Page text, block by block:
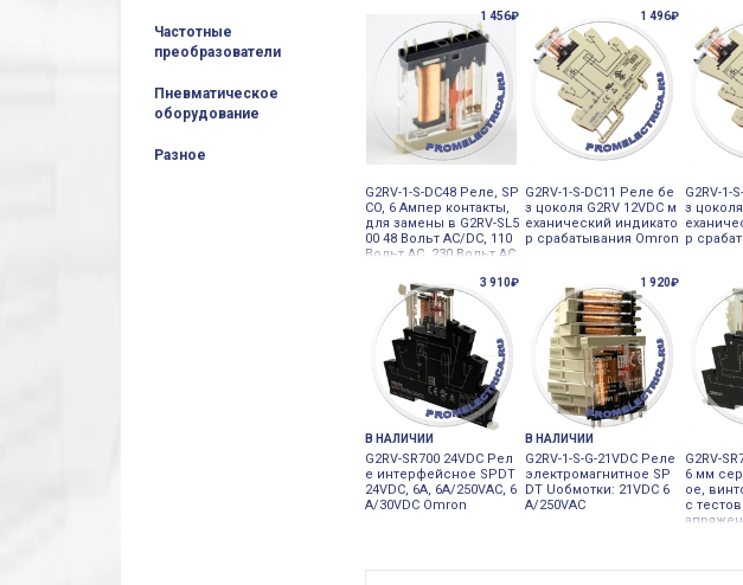
Частотные
преобразователи
Пневматическое
оборудование
Разное
1 456₽
G2RV-1-S-DC48 Реле, SP
CO, 6 Ампер контакты,
для замены в G2RV-SL5
00 48 Вольт AC/DC, 110
Вольт AC, 230 Вольт AC
1 496₽
G2RV-1-S-DC11 Реле бе
з цоколя G2RV 12VDC м
еханический индикато
р срабатывания Omron
G2RV-1-
з цоколя
р
3 910₽
В НАЛИЧИИ
G2RV-SR700 24VDC Рел
е интерфейсное SPDT
24VDC, 6А, 6A/250VAC, 6
A/30VDC Omron
1 920₽
В НАЛИЧИИ
G2RV-1-S-G-21VDC Реле
электромагнитное SP
DT Uобмотки: 21VDC 6
A/250VAC
G2RV-
6 мм
ое,
с